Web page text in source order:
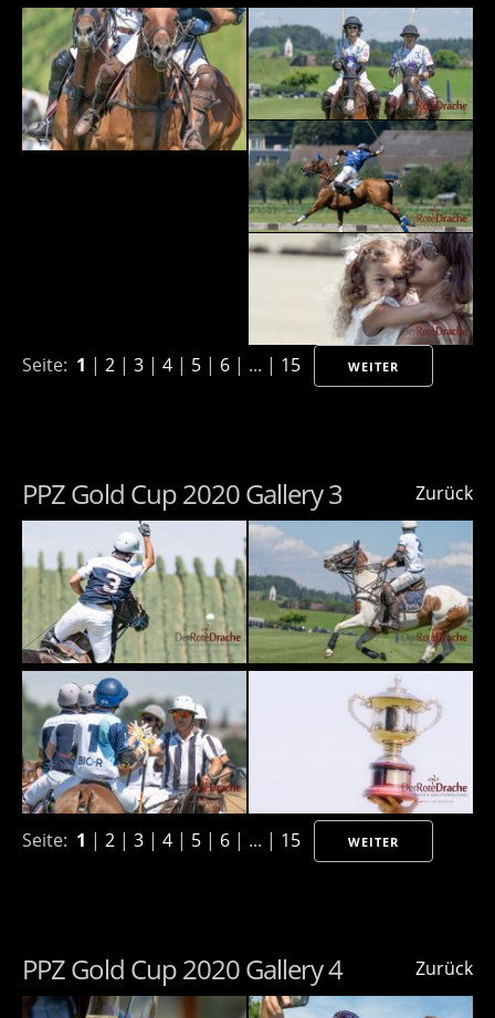
Seite: 1 | 2 | 3 | 4 | 5 | 6 | ... | 15 WEITER
Zurück
PPZ Gold Cup 2020 Gallery 3
Seite: 1 | 2 | 3 | 4 | 5 | 6 | ... | 15 WEITER
Zurück
PPZ Gold Cup 2020 Gallery 4